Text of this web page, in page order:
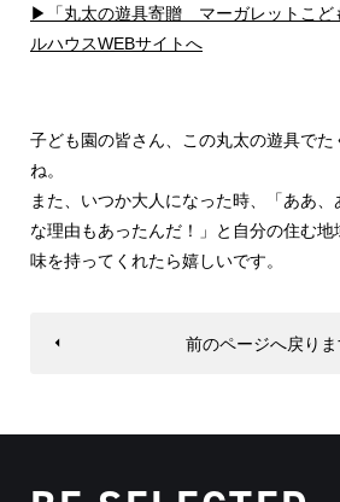
▶「丸太の遊具寄贈 マーガレットこど
ルハウスWEBサイトへ
子ども園の皆さん、この丸太の遊具で
ね。
また、いつか大人になった時、「ああ
な理由もあったんだ！」と自分の住む
味を持ってくれたら嬉しいです。
前のページへ戻りま